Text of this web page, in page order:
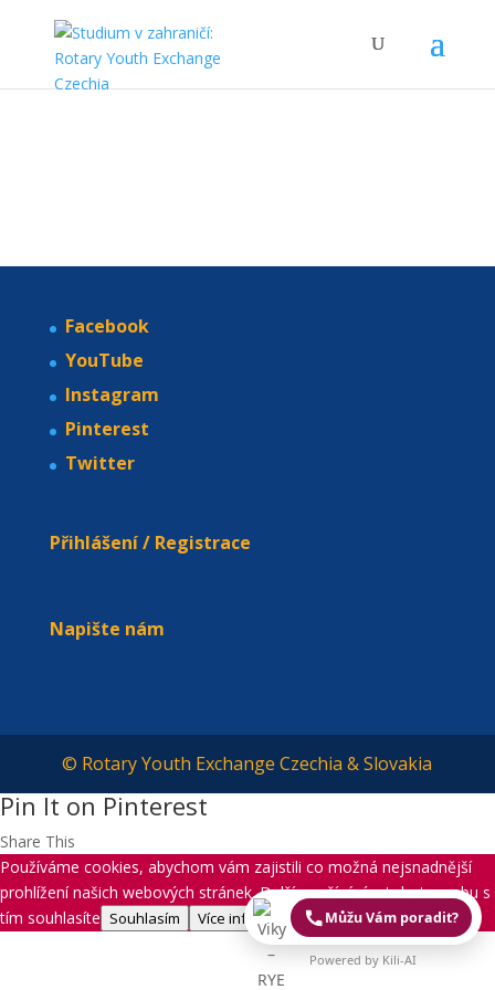
Můžu Vám poradit?
Powered by Kili-AI
Facebook
YouTube
Instagram
Pinterest
Twitter
Přihlášení / Registrace
Napište nám
© Rotary Youth Exchange Czechia & Slovakia
Pin It on Pinterest
Share This
Používáme cookies, abychom vám zajistili co možná nejsnadnější
prohlížení našich webových stránek. Další používáním tohoto webu s
tím souhlasíte Souhlasím Více informací